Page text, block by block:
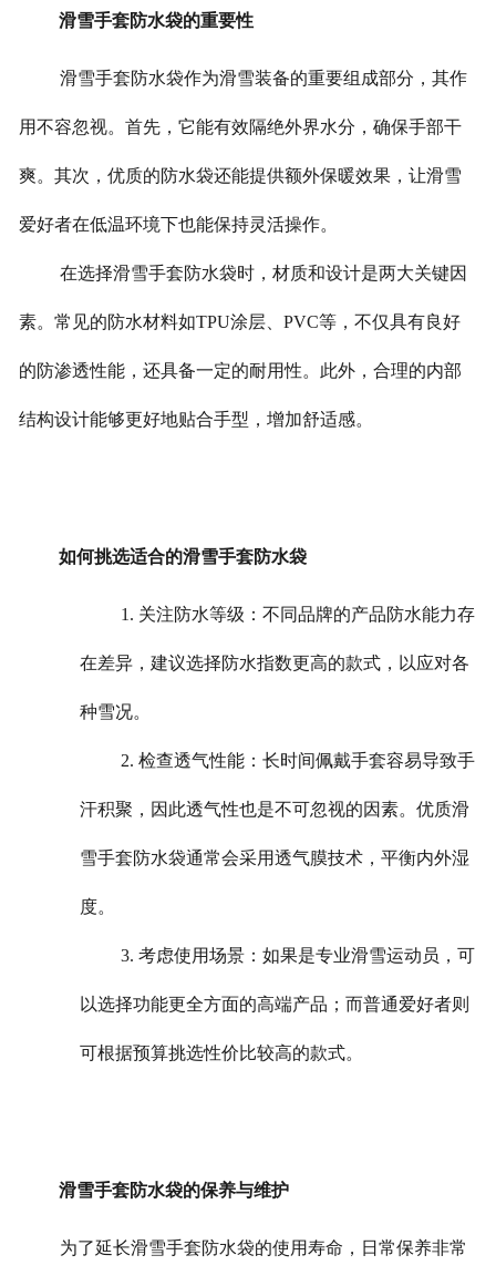
滑雪手套防水袋的重要性
滑雪手套防水袋作为滑雪装备的重要组成部分，其作
用不容忽视。首先，它能有效隔绝外界水分，确保手部干
爽。其次，优质的防水袋还能提供额外保暖效果，让滑雪
爱好者在低温环境下也能保持灵活操作。
在选择滑雪手套防水袋时，材质和设计是两大关键因
素。常见的防水材料如TPU涂层、PVC等，不仅具有良好
的防渗透性能，还具备一定的耐用性。此外，合理的内部
结构设计能够更好地贴合手型，增加舒适感。
如何挑选适合的滑雪手套防水袋
1. 关注防水等级：不同品牌的产品防水能力存
在差异，建议选择防水指数更高的款式，以应对各
种雪况。
2. 检查透气性能：长时间佩戴手套容易导致手
汗积聚，因此透气性也是不可忽视的因素。优质滑
雪手套防水袋通常会采用透气膜技术，平衡内外湿
度。
3. 考虑使用场景：如果是专业滑雪运动员，可
以选择功能更全方面的高端产品；而普通爱好者则
可根据预算挑选性价比较高的款式。
滑雪手套防水袋的保养与维护
为了延长滑雪手套防水袋的使用寿命，日常保养非常